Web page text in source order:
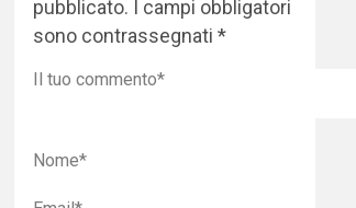
pubblicato. I campi obbligatori
sono contrassegnati*